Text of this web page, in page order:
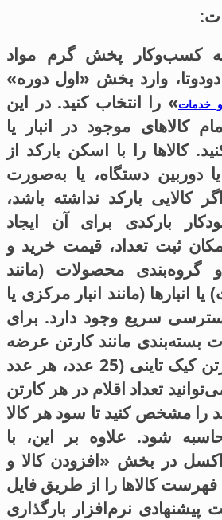
کسب‌وکار پخش گرم مواد
دودوتا، وارد بخش «اول دوره»
و خدمات» را انتخاب کنید. در این
کالاهای موجود در انبار یا
کالاها را با اسکن بارکد از
دوربین دستگاه، یا به‌صورت
کالایی بارکد نداشته باشد،
بارکدی برای آن ایجاد
ثبت تعداد، قیمت خرید و
محصولات (مانند
انبارها (مانند انبار مرکزی یا
سریع وجود دارد. برای
بسته‌بندی مانند کارتن عرضه
می‌شوند، مثلاً «کارتن کیک تاینی (25 عدد، هر عدد
می‌توانید تعداد اقلام در هر کارتن
مشخص کنید تا سود هر کالا
شود. علاوه بر این، با
اکسل در بخش «افزودن کالا و
کالاها را از طریق فایل
نرم‌افزار بارگذاری